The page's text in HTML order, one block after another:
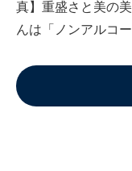
真】重盛さと美の
んは「ノンアルコ